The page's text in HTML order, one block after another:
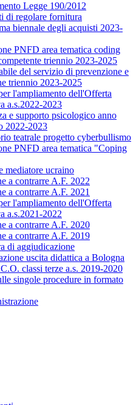
Legge 190/2012
di regolare fornitura
biennale degli acquisti 2023-
PNFD area tematica coding
triennio 2023-2025
del servizio di prevenzione e
triennio 2023-2025
l'ampliamento dell'Offerta
a.s.2022-2023
e supporto psicologico anno
2022-2023
teatrale progetto cyberbullismo
PNFD area tematica "Coping
mediatore ucraino
a contrarre A.F. 2022
a contrarre A.F. 2021
l'ampliamento dell'Offerta
a.s.2021-2022
a contrarre A.F. 2020
a contrarre A.F. 2019
di aggiudicazione
uscita didattica a Bologna
classi terze a.s. 2019-2020
singole procedure in formato